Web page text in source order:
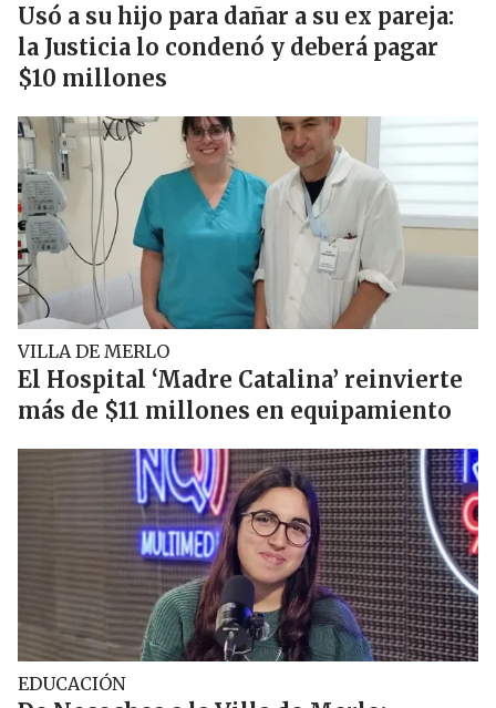
Usó a su hijo para dañar a su ex pareja:
la Justicia lo condenó y deberá pagar
$10 millones
VILLA DE MERLO
El Hospital ‘Madre Catalina’ reinvierte
más de $11 millones en equipamiento
EDUCACIÓN